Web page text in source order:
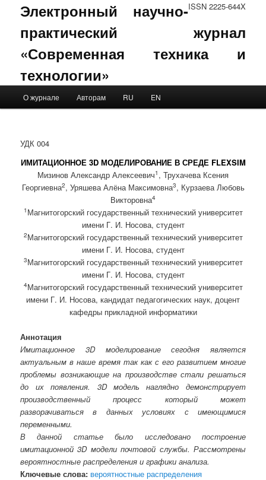
ISSN 2225-644X
Электронный научно-
практический журнал
«Современная техника и
технологии»
Skip to primary content
Skip to secondary content
О журнале Авторам RU EN
УДК 004
ИМИТАЦИОННОЕ 3D МОДЕЛИРОВАНИЕ В СРЕДЕ FLEXSIM
Мизинов Александр Алексеевич1 , Трухачева Ксения
Георгиевна2, Уряшева Алёна Максимовна3, Курзаева Любовь
Викторовна4
1 Магнитогорский государственный технический университет
имени Г. И. Носова, студент
2Магнитогорский государственный технический университет
имени Г. И. Носова, студент
3Магнитогорский государственный технический университет
имени Г. И. Носова, студент
4Магнитогорский государственный технический университет
имени Г. И. Носова, кандидат педагогических наук, доцент
кафедры прикладной информатики
Аннотация
Имитационное 3D моделирование сегодня является
актуальным в наше время так как с его развитием многие
проблемы возникающие на производстве стали решаться
до их появления. 3D модель наглядно демонстрирует
производственный процесс который может
разворачиваться в данных условиях с имеющимися
переменными.
В данной статье было исследовано построение
имитационной 3D модели почтовой службы. Рассмотрены
вероятностные распределения и графики анализа.
Ключевые слова: вероятностные распределения